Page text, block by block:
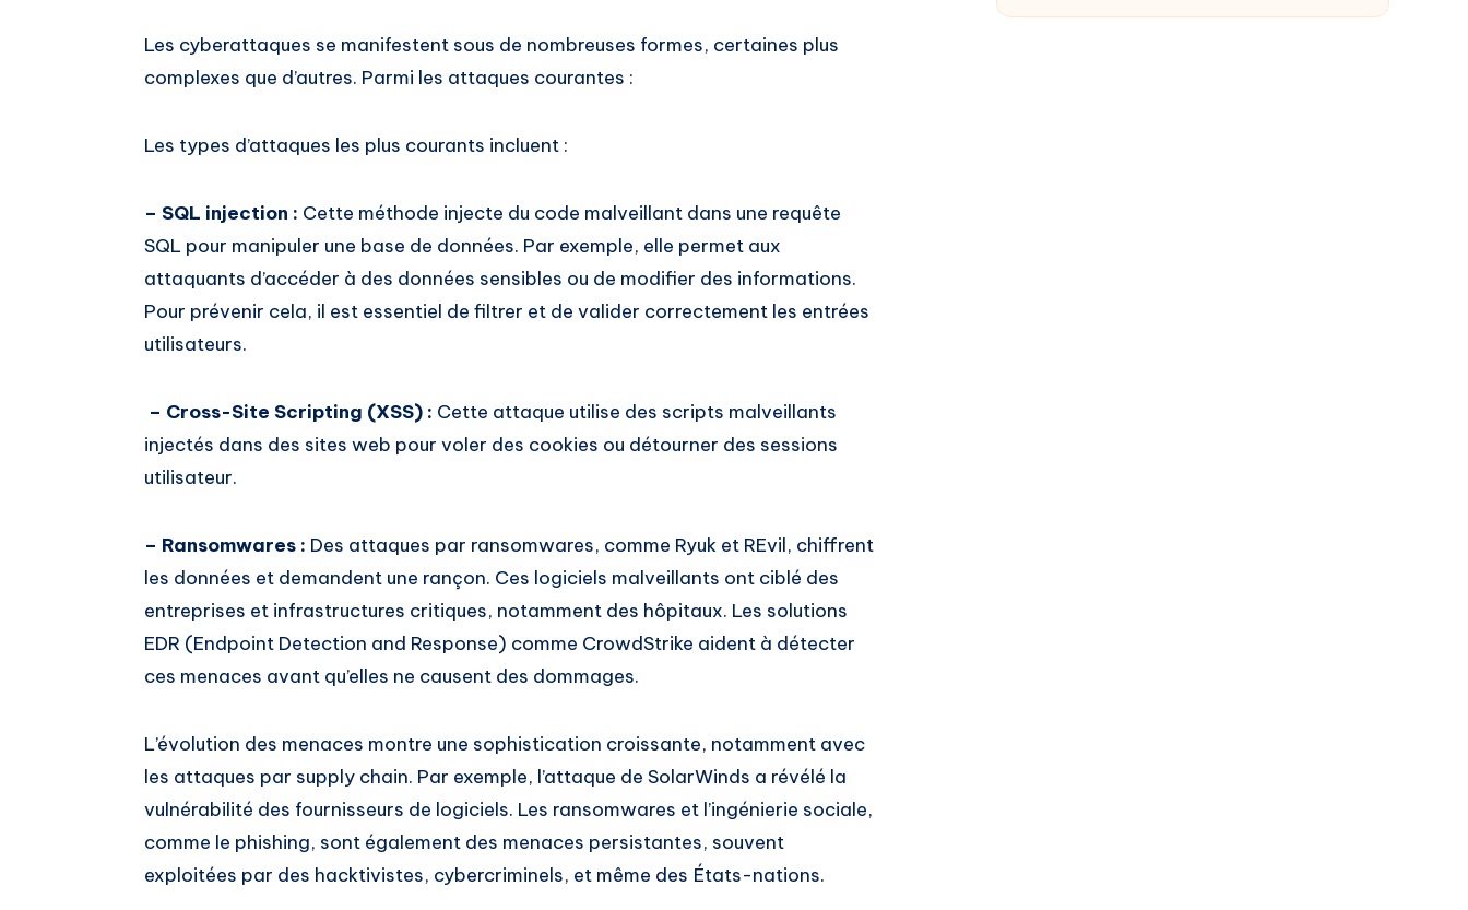
Les cyberattaques se manifestent sous de nombreuses formes, certaines plus
complexes que d’autres. Parmi les attaques courantes :
Les types d’attaques les plus courants incluent :
– SQL injection : Cette méthode injecte du code malveillant dans une requête
SQL pour manipuler une base de données. Par exemple, elle permet aux
attaquants d’accéder à des données sensibles ou de modifier des informations.
Pour prévenir cela, il est essentiel de filtrer et de valider correctement les entrées
utilisateurs.
– Cross-Site Scripting (XSS) : Cette attaque utilise des scripts malveillants
injectés dans des sites web pour voler des cookies ou détourner des sessions
utilisateur.
– Ransomwares : Des attaques par ransomwares, comme Ryuk et REvil, chiffrent
les données et demandent une rançon. Ces logiciels malveillants ont ciblé des
entreprises et infrastructures critiques, notamment des hôpitaux. Les solutions
EDR (Endpoint Detection and Response) comme CrowdStrike aident à détecter
ces menaces avant qu’elles ne causent des dommages.
L’évolution des menaces montre une sophistication croissante, notamment avec
les attaques par supply chain. Par exemple, l’attaque de SolarWinds a révélé la
vulnérabilité des fournisseurs de logiciels. Les ransomwares et l’ingénierie sociale,
comme le phishing, sont également des menaces persistantes, souvent
exploitées par des hacktivistes, cybercriminels, et même des États-nations.